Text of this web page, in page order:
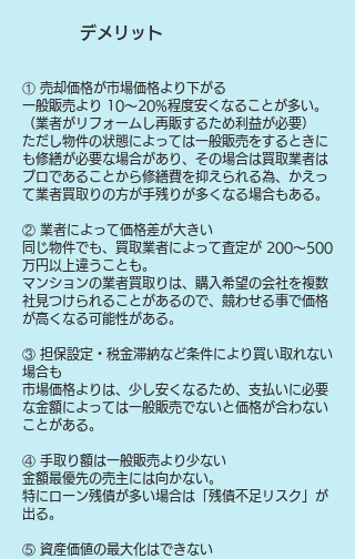
デメリット
① 売却価格が市場価格より下がる
一般販売より 10〜20%程度安くなることが多い。
（業者がリフォームし再販するため利益が必要）
ただし物件の状態によっては一般販売をするときに
も修繕が必要な場合があり、その場合は買取業者は
プロであることから修繕費を抑えられる為、かえっ
て業者買取りの方が手残りが多くなる場合もある。
② 業者によって価格差が大きい
同じ物件でも、買取業者によって査定が 200〜500
万円以上違うことも。
マンションの業者買取りは、購入希望の会社を複数
社見つけられることがあるので、競わせる事で価格
が高くなる可能性がある。
③ 担保設定・税金滞納など条件により買い取れない
場合も
​市場価格よりは、少し安くなるため、支払いに必要
な金額によっては一般販売でないと価格が合わない
ことがある。
④ 手取り額は一般販売より少ない
金額最優先の売主には向かない。
特にローン残債が多い場合は「残債不足リスク」が
出る。
⑤ 資産価値の最大化はできない